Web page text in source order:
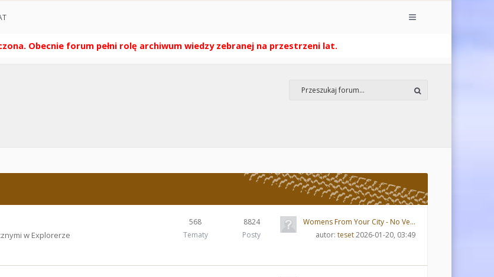
Obecnie forum pełni rolę archiwum wiedzy zebranej na przestrzeni lat.
w Explorerze
568
Tematy
8824
Posty
Womens From Your City - No Ve…
autor: teset2026-01-20, 03:49